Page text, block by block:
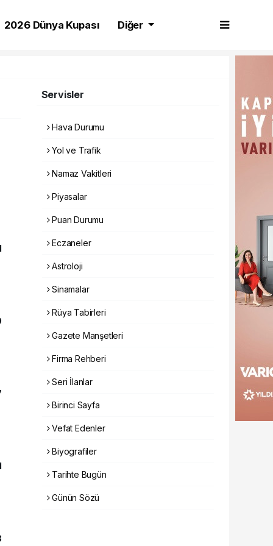
2026 Dünya Kupası
Diğer
Servisler
Hava Durumu
Yol ve Trafik
Namaz Vakitleri
Piyasalar
Puan Durumu
Eczaneler
Astroloji
Sinamalar
Rüya Tabirleri
Gazete Manşetleri
Firma Rehberi
Seri İlanlar
Birinci Sayfa
Vefat Edenler
Biyografiler
Tarihte Bugün
Günün Sözü